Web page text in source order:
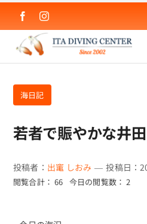
content
海日記
若者で賑やかな井
投稿者： 出竃 しおみ — 投稿日：
閲覧合計： 66 今日の閲覧数： 2